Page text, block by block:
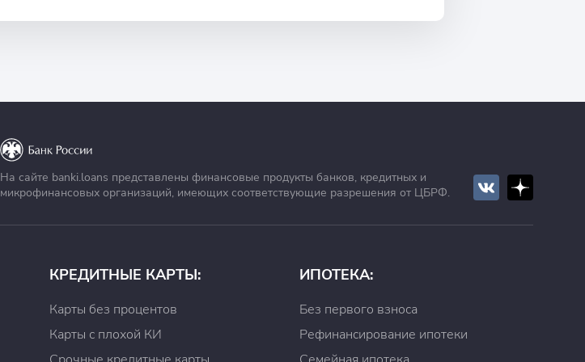
На сайте banki.loans представлены финансовые продукты банков, кредитных и
микрофинансовых организаций, имеющих соответствующие разрешения от ЦБРФ.
КРЕДИТНЫЕ КАРТЫ:
Карты без процентов
Карты с плохой КИ
ИПОТЕКА:
Без первого взноса
Рефинансирование ипотеки